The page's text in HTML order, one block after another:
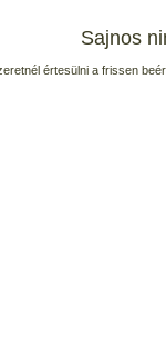
Sajnos
értesülni a frissen